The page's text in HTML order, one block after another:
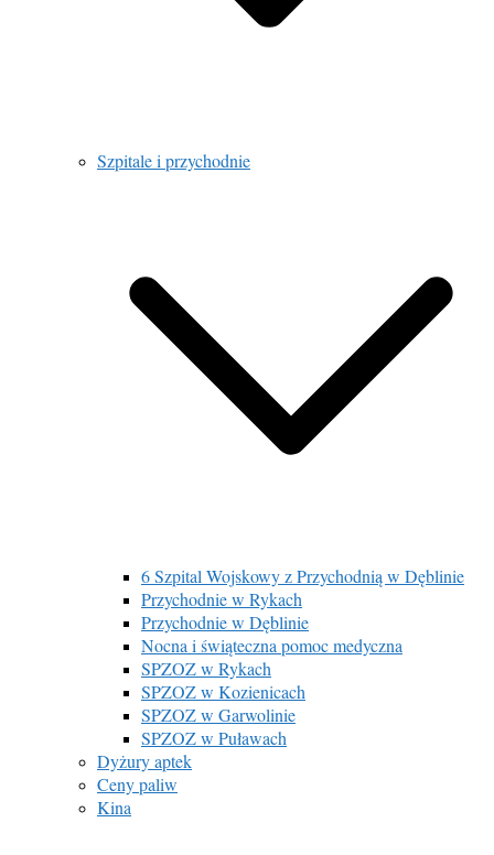
Szpitale i przychodnie
6 Szpital Wojskowy z Przychodnią w Dęblinie
Przychodnie w Rykach
Przychodnie w Dęblinie
Nocna i świąteczna pomoc medyczna
SPZOZ w Rykach
SPZOZ w Kozienicach
SPZOZ w Garwolinie
SPZOZ w Puławach
Dyżury aptek
Ceny paliw
Kina